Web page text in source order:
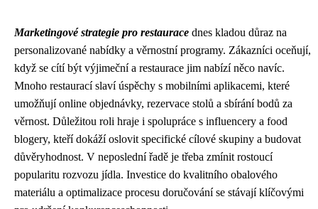
Marketingové strategie pro restaurace dnes kladou důraz na
personalizované nabídky a věrnostní programy. Zákazníci oceňují,
když se cítí být výjimeční a restaurace jim nabízí něco navíc.
Mnoho restaurací slaví úspěchy s mobilními aplikacemi, které
umožňují online objednávky, rezervace stolů a sbírání bodů za
věrnost. Důležitou roli hraje i spolupráce s influencery a food
blogery, kteří dokáží oslovit specifické cílové skupiny a budovat
důvěryhodnost. V neposlední řadě je třeba zmínit rostoucí
popularitu rozvozu jídla. Investice do kvalitního obalového
materiálu a optimalizace procesu doručování se stávají klíčovými